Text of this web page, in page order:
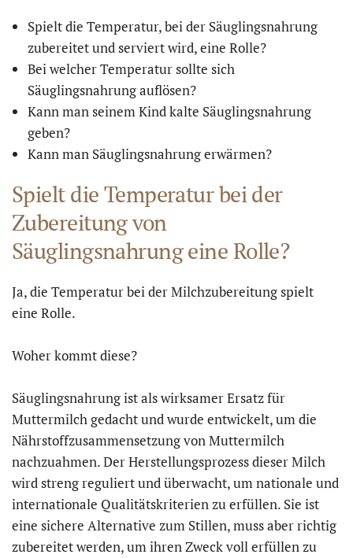
Spielt die Temperatur, bei der Säuglingsnahrung
zubereitet und serviert wird, eine Rolle?
Bei welcher Temperatur sollte sich
Säuglingsnahrung auflösen?
Kann man seinem Kind kalte Säuglingsnahrung
geben?
Kann man Säuglingsnahrung erwärmen?
Spielt die Temperatur bei der
Zubereitung von
Säuglingsnahrung eine Rolle?
Ja, die Temperatur bei der Milchzubereitung spielt
eine Rolle.
Woher kommt diese?
Säuglingsnahrung ist als wirksamer Ersatz für
Muttermilch gedacht und wurde entwickelt, um die
Nährstoffzusammensetzung von Muttermilch
nachzuahmen. Der Herstellungsprozess dieser Milch
wird streng reguliert und überwacht, um nationale und
internationale Qualitätskriterien zu erfüllen. Sie ist
eine sichere Alternative zum Stillen, muss aber richtig
zubereitet werden, um ihren Zweck voll erfüllen zu